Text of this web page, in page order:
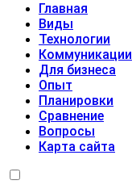
Главная
Виды
Технологии
Коммуникации
Для бизнеса
Опыт
Планировки
Сравнение
Вопросы
Карта сайта